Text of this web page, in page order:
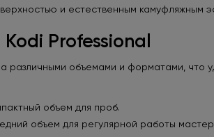
и естественным камуфляжным
Professional
различными объемами и форматами, что
объем для проб.
объем для регулярной работы